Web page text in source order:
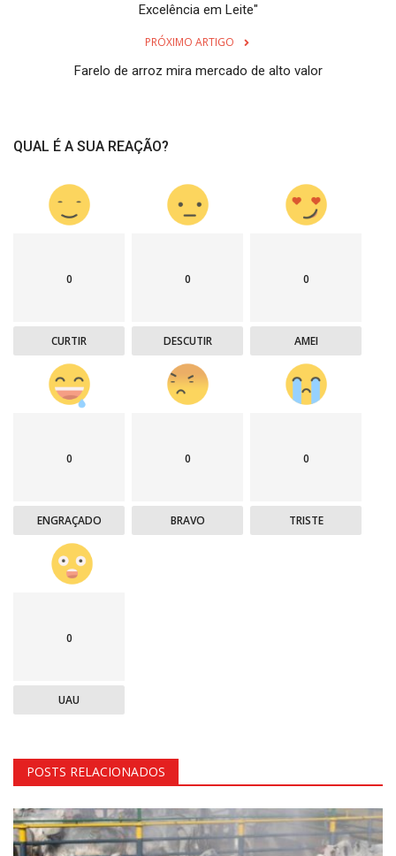
Excelência em Leite"
PRÓXIMO ARTIGO
Farelo de arroz mira mercado de alto valor
QUAL É A SUA REAÇÃO?
0
CURTIR
0
DESCUTIR
0
AMEI
0
ENGRAÇADO
0
BRAVO
0
TRISTE
0
UAU
POSTS RELACIONADOS